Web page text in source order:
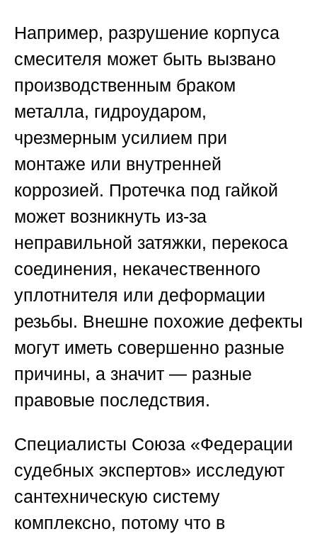
Например, разрушение корпуса
смесителя может быть вызвано
производственным браком
металла, гидроударом,
чрезмерным усилием при
монтаже или внутренней
коррозией. Протечка под гайкой
может возникнуть из-за
неправильной затяжки, перекоса
соединения, некачественного
уплотнителя или деформации
резьбы. Внешне похожие дефекты
могут иметь совершенно разные
причины, а значит — разные
правовые последствия.
Специалисты Союза «Федерации
судебных экспертов» исследуют
сантехническую систему
комплексно, потому что в